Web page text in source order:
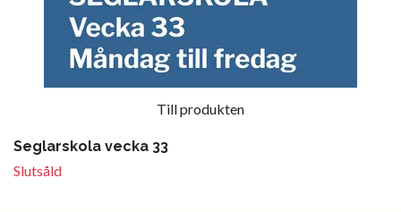
Till produkten
Seglarskola vecka 33
Slutsåld